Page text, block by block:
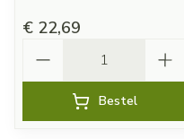
€ 22,69
Bestel